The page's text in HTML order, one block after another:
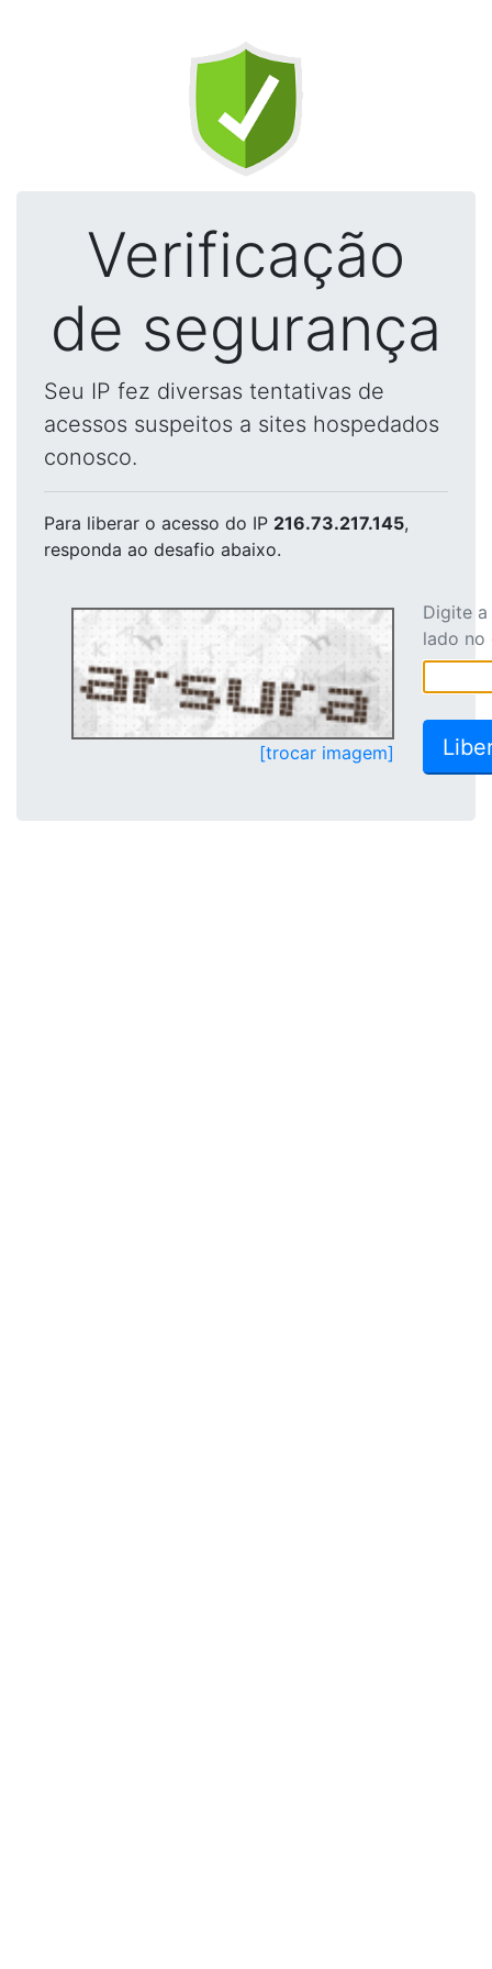
Verificação
de segurança
Seu IP fez diversas tentativas de
acessos suspeitos a sites hospedados
conosco.
Para liberar o acesso do IP 216.73.217.145,
responda ao desafio abaixo.
[trocar imagem]
Digite
lado no